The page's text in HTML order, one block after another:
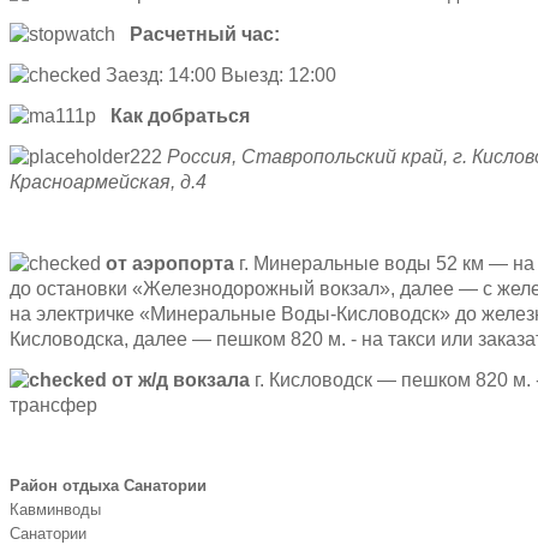
Расчетный час:
Заезд: 14:00 Выезд: 12:00
Как добраться
Россия, Ставропольский край, г.
Красноармейская, д.4
от аэропорта г. Минеральные воды 52 км —
до остановки «Железнодорожный вокзал», далее — с
на электричке «Минеральные Воды-Кисловодск» до
Кисловодска, далее — пешком 820 м. - на такси или
от ж/д вокзала г. Кисловодск — пешком 820 м.
трансфер
Район отдыха Санатории
Кавминводы
Санатории